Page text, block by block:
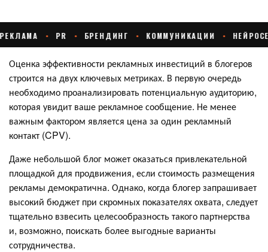
Оценка эффективности рекламных инвестиций в блогеров
строится на двух ключевых метриках. В первую очередь
необходимо проанализировать потенциальную аудиторию,
которая увидит ваше рекламное сообщение. Не менее
важным фактором является цена за один рекламный
контакт (CPV).
Даже небольшой блог может оказаться привлекательной
площадкой для продвижения, если стоимость размещения
рекламы демократична. Однако, когда блогер запрашивает
высокий бюджет при скромных показателях охвата, следует
тщательно взвесить целесообразность такого партнерства
и, возможно, поискать более выгодные варианты
сотрудничества.